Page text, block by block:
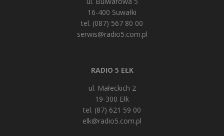
16-400 Suwałki
tel. (087) 567 80 00
serwis@radio5.com.pl
RADIO 5 EŁK
ul. Małeckich 2
19-300 Ełk
tel. (87) 621 59 00
elk@radio5.com.pl